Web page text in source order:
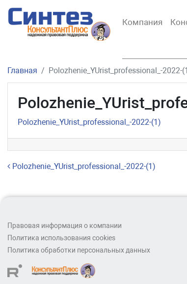
Компания
Главная Polozhenie_YUrist_professional_-2022-
Polozhenie_YUrist_professional_-2022-(1)
Навигация по записям
Polozhenie_YUrist_professional_-2022-(1)
Правовая информация о компании
Политика использования cookies
Политика обработки персональных данных